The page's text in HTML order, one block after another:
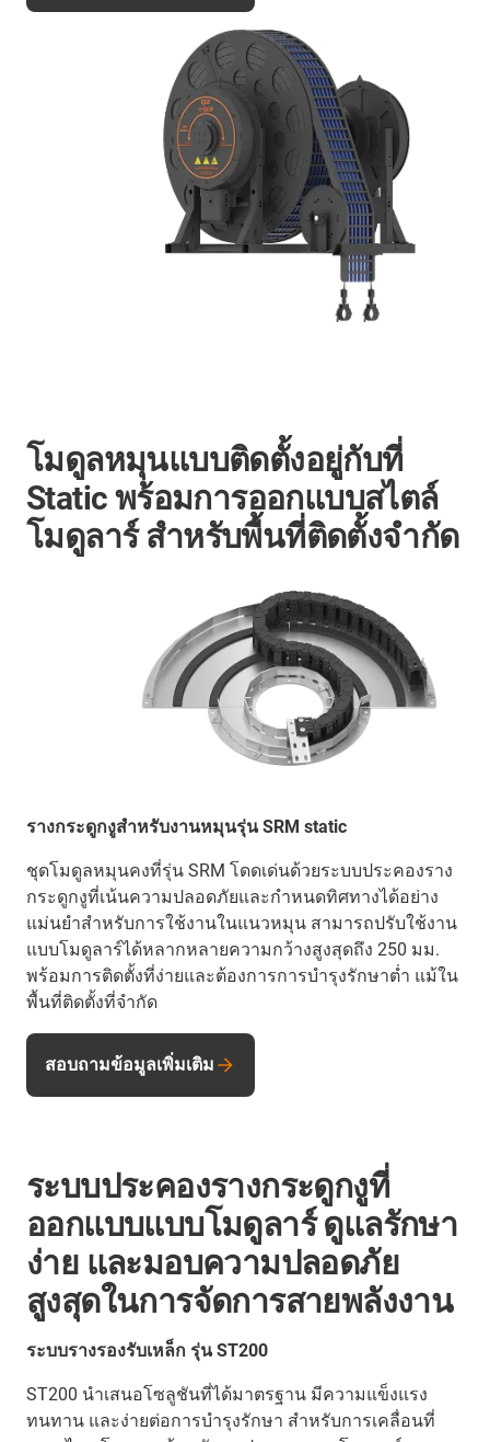
โมดูลหมุนแบบติดตั้งอยู่กับที่
Static พร้อมการออกแบบสไตล์
โมดูลาร์ สำหรับพื้นที่ติดตั้งจำกัด
รางกระดูกงูสำหรับงานหมุนรุ่น SRM static
ชุดโมดูลหมุนคงที่รุ่น SRM โดดเด่นด้วยระบบประคองราง
กระดูกงูที่เน้นความปลอดภัยและกำหนดทิศทางได้อย่าง
แม่นยำสำหรับการใช้งานในแนวหมุน สามารถปรับใช้งาน
แบบโมดูลาร์ได้หลากหลายความกว้างสูงสุดถึง 250 มม.
พร้อมการติดตั้งที่ง่ายและต้องการการบำรุงรักษาต่ำ แม้ใน
พื้นที่ติดตั้งที่จำกัด
สอบถามข้อมูลเพิ่มเติม
ระบบประคองรางกระดูกงูที่
ออกแบบแบบโมดูลาร์ ดูแลรักษา
ง่าย และมอบความปลอดภัย
สูงสุดในการจัดการสายพลังงาน
ระบบรางรองรับเหล็ก รุ่น ST200
ST200 นำเสนอโซลูชันที่ได้มาตรฐาน มีความแข็งแรง
ทนทาน และง่ายต่อการบำรุงรักษา สำหรับการเคลื่อนที่